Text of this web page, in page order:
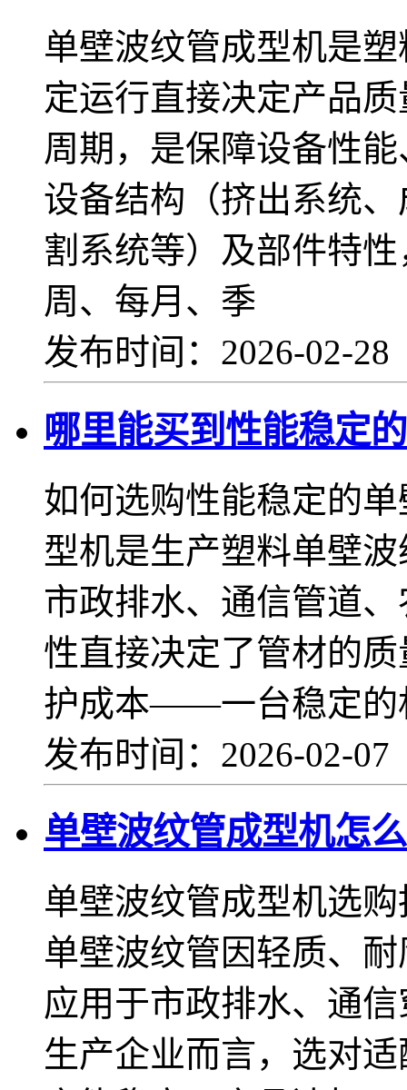
单壁波纹管成型机是
定运行直接决定产品
周期，是保障设备性
设备结构（挤出系统
割系统等）及部件特
周、每月、季
发布时间：2026-02-
哪里能买到性能稳定
如何选购性能稳定的
型机是生产塑料单壁
市政排水、通信管道
性直接决定了管材的
护成本——一台稳定的
发布时间：2026-02-
单壁波纹管成型机怎
单壁波纹管成型机选
单壁波纹管因轻质、
应用于市政排水、通
生产企业而言，选对